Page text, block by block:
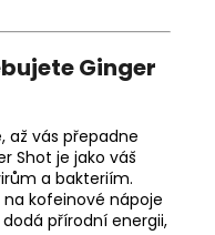
Ginger
až vás přepadne
Shot je jako váš
a bakteriím.
kofeinové nápoje
přírodní energii,